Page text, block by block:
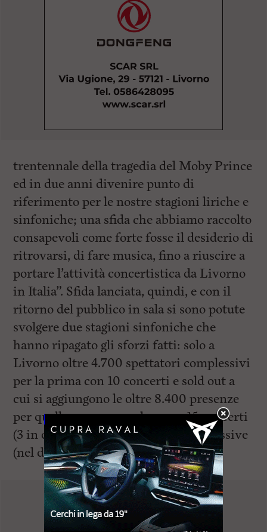
trentennale della tragedia del Moby Prince
ed in due anni divenire punto di
riferimento per le nostre stagioni liriche e
sinfoniche; una sfida che abbiamo raccolto
consapevoli come forte fosse il desiderio di
ritrovarsi, di fare musica, fino a riuscire a
portare l’attività concertistica da Livorno
in Italia”. Sfida lanciata, quindi, e con il
ritorno del pubblico in sala si sono potute
svolgere due stagioni sinfoniche che
hanno ripagato gli sforzi fatti: solo a
Livorno oltre 4.700 spettatori complessivi
per la prima con 10 concerti e sold out a
cui si aggiungono le oltre 8.400 presenze
per quella appena conclusa per 15 concerti
(3 in doppia data) in 18 serate complessive
(nel dato sono inclusi i